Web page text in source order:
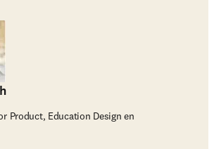
Product, Education Design en